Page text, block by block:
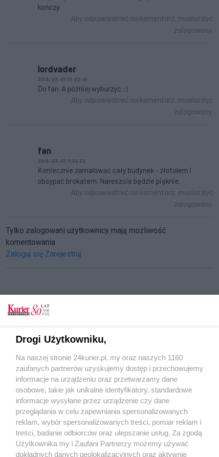
kończy.
Aby odpowiedzieć na komentarz, musisz być
zalogowany.
lordvader
2019-03-07 12:22:18
Do fan. A później wyburzyć :)
Aby odpowiedzieć na komentarz, musisz być
zalogowany.
fan
2019-03-07 11:56:53
Koniecznie zamalować cały budynek - złotolem i
obsypać brokatem. Nareszcie będzie pięknie.
Aby odpowiedzieć na komentarz, musisz być
zalogowany.
Tylko zalogowani użytkownicy mają możliwość
komentowania
Zaloguj się Zarejestruj
CZYTAJ TAKŻE
Pomaluj mi miasto na nowo
Mural w hołdzie polskim wynalazcom [GALERIA]
Zniszczyli mural poświęcony polskim
wynalazcom
Ułani na ścianie szkoły
POGODA
Drogi Użytkowniku,
Na naszej stronie 24kurier.pl, my oraz naszych 1160
zaufanych partnerów uzyskujemy dostęp i przechowujemy
informacje na urządzeniu oraz przetwarzamy dane
osobowe, takie jak unikalne identyfikatory, standardowe
informacje wysyłane przez urządzenie czy dane
przeglądania w celu zapewniania spersonalizowanych
reklam, wybór spersonalizowanych treści, pomiar reklam i
treści, badanie odbiorców oraz ulepszanie usług. Za zgodą
Użytkownika my i Zaufani Partnerzy możemy używać
dokładnych danych geolokalizacyjnych oraz aktywnie